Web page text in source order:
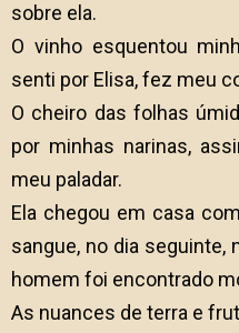
sobre ela.
O vinho esquentou
senti por Elisa, fez meu
O cheiro das folhas
por minhas narinas,
meu paladar.
Ela chegou em casa
sangue, no dia seguinte,
homem foi encontrado
As nuances de terra e